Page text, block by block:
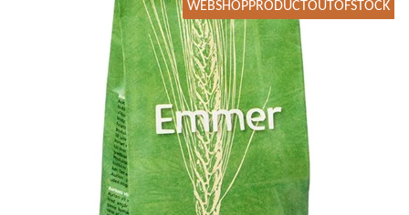
WEBSHOPPRODUCTOUTOFSTOCK